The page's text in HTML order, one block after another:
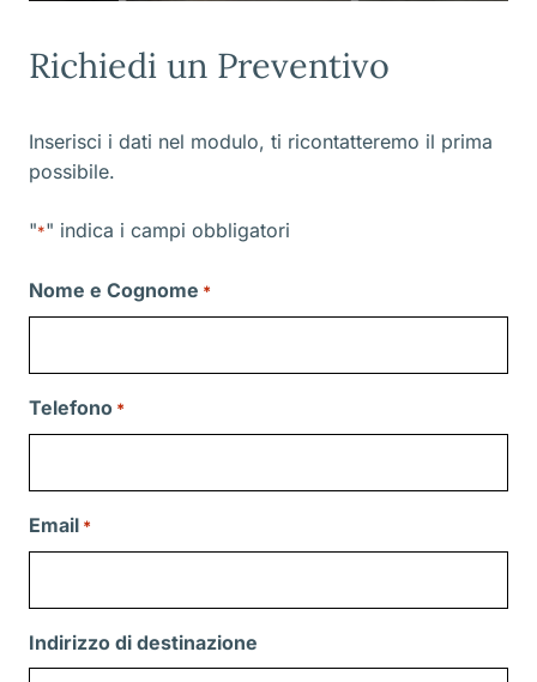
Richiedi un Preventivo
Inserisci i dati nel modulo, ti ricontatteremo il prima
possibile.
"*" indica i campi obbligatori
Nome e Cognome *
Telefono *
Email *
Indirizzo di destinazione